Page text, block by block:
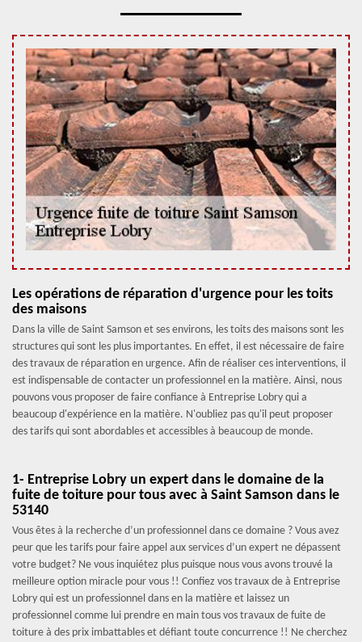
Les opérations de réparation d'urgence pour les toits
des maisons
Dans la ville de Saint Samson et ses environs, les toits des maisons sont les
structures qui sont les plus importantes. En effet, il est nécessaire de faire
des travaux de réparation en urgence. Afin de réaliser ces interventions, il
est indispensable de contacter un professionnel en la matière. Ainsi, nous
pouvons vous proposer de faire confiance à Entreprise Lobry qui a
beaucoup d'expérience en la matière. N'oubliez pas qu'il peut proposer
des tarifs qui sont abordables et accessibles à beaucoup de monde.
1- Entreprise Lobry un expert dans le domaine de la
fuite de toiture pour tous avec à Saint Samson dans le
53140
Vous êtes à la recherche d’un professionnel dans ce domaine ? Vous avez
peur que les tarifs pour faire appel aux services d’un expert ne dépassent
votre budget? Ne vous inquiétez plus puisque nous vous avons trouvé la
meilleure option miracle pour vous !! Confiez vos travaux de à Entreprise
Lobry qui est un professionnel dans en la matière et laissez un
professionnel comme lui prendre en main tous vos travaux de fuite de
toiture à des prix imbattables et défiant toute concurrence !! Ne cherchez